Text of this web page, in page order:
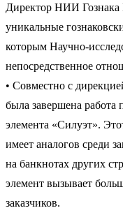
Директор НИИ Гознака
уникальные
которым Научно-
непосредственное
• Совместно с
была завершена работа
элемента «Силуэт».
имеет аналогов среди
на банкнотах других
элемент вызывает
заказчиков.